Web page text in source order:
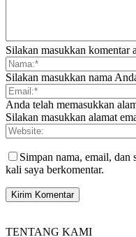
Silakan masukkan komentar
Silakan masukkan nama
Anda telah memasukkan
Silakan masukkan alamat
Simpan nama, email,
kali saya berkomentar.
TENTANG KAMI